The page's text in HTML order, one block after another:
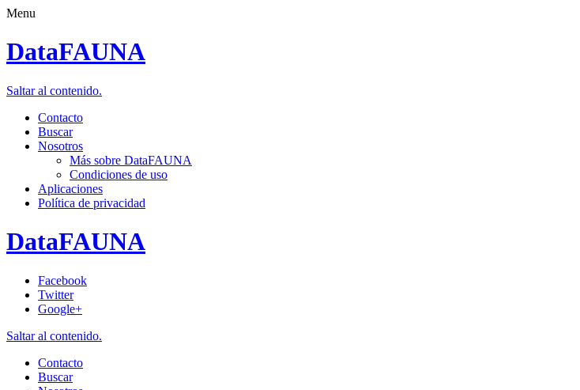
Menu
DataFAUNA
Saltar al contenido.
Contacto
Buscar
Nosotros
Más sobre DataFAUNA
Condiciones de uso
Aplicaciones
Política de privacidad
DataFAUNA
Facebook
Twitter
Google+
Saltar al contenido.
Contacto
Buscar